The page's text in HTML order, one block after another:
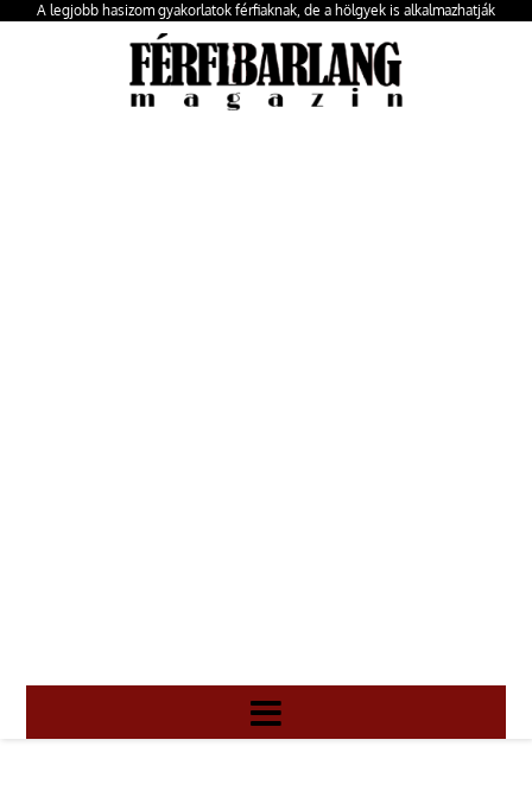
A legjobb hasizom gyakorlatok férfiaknak, de a hölgyek is alkalmazhatják